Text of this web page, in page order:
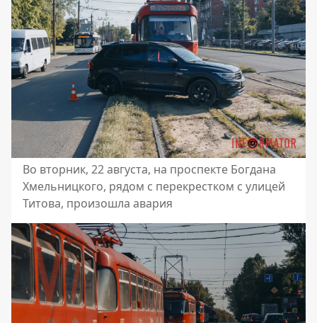
Во вторник, 22 августа, на проспекте Богдана
Хмельницкого, рядом с перекрестком с улицей
Титова, произошла авария